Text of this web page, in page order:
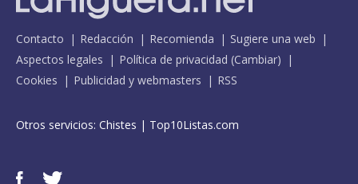
Contacto Redacción Recomienda
Sugiere una web
Aspectos legales
Política de privacidad (Cambiar)
Cookies
Publicidad y webmasters RSS
Otros servicios: Chistes | Top10Listas.com